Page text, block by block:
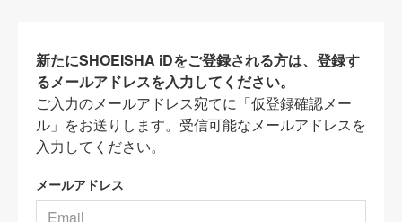
新たにSHOEISHA iDをご登録される方は、登録す
るメールアドレスを入力してください。
ご入力のメールアドレス宛てに「仮登録確認メー
ル」をお送りします。受信可能なメールアドレスを
入力してください。
メールアドレス